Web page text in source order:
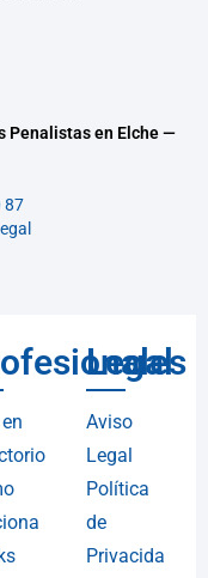
Penalistas en Elche —
87
Legal
Aviso
Legal
Política
de
Privacida